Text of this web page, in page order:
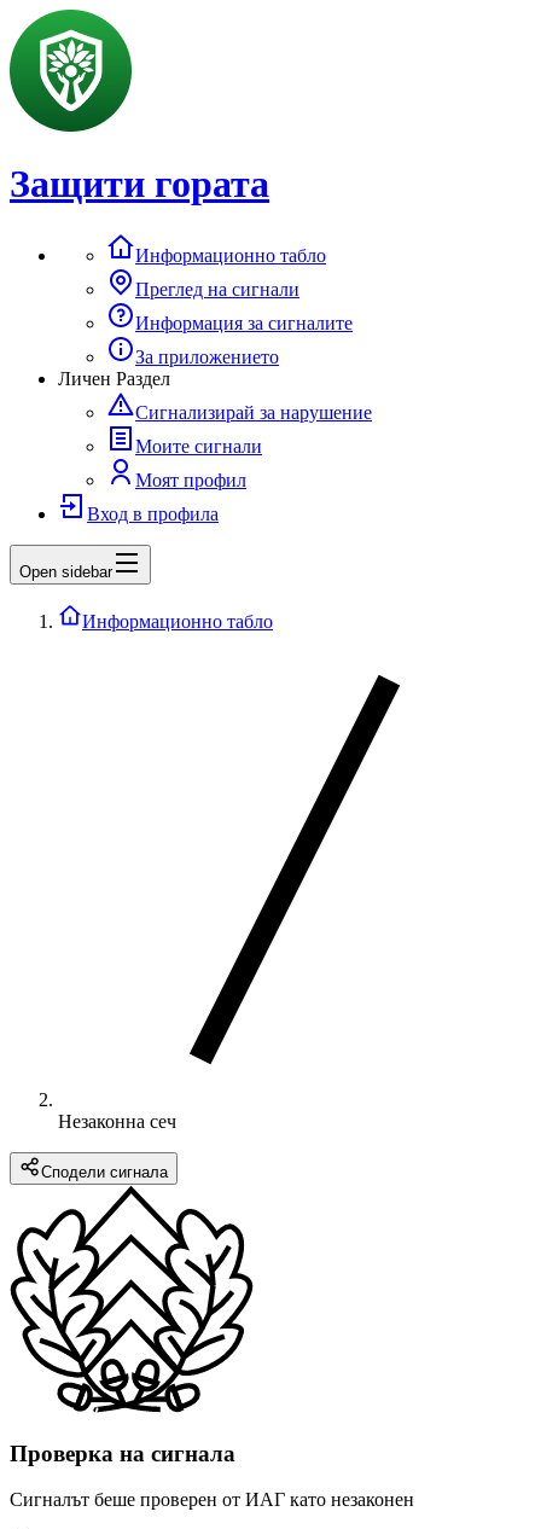
Защити гората
Информационно табло
Преглед на сигнали
Информация за сигналите
За приложението
Личен Раздел
Сигнализирай за нарушение
Моите сигнали
Моят профил
Вход в профила
Open sidebar
Информационно табло
Незаконна сеч
Сподели сигнала
Проверка на сигнала
Сигналът беше проверен от ИАГ като незаконен